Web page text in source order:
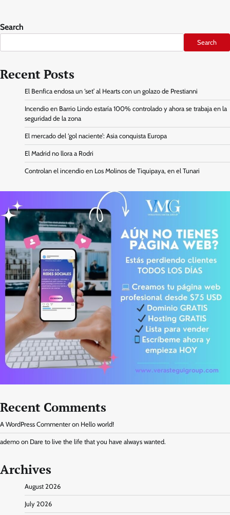
Search
Search
Recent Posts
El Benfica endosa un ‘set’ al Hearts con un golazo de Prestianni
Incendio en Barrio Lindo estaría 100% controlado y ahora se trabaja en la
seguridad de la zona
El mercado del ‘gol naciente’: Asia conquista Europa
El Madrid no llora a Rodri
Controlan el incendio en Los Molinos de Tiquipaya, en el Tunari
Recent Comments
A WordPress Commenter on Hello world!
ademo on Dare to live the life that you have always wanted.
Archives
August 2026
July 2026